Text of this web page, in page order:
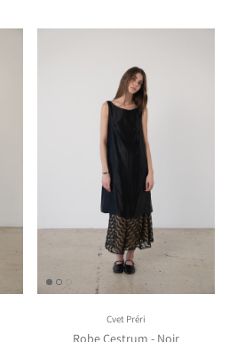
Cvet Préri
Robe Cestrum - Noir